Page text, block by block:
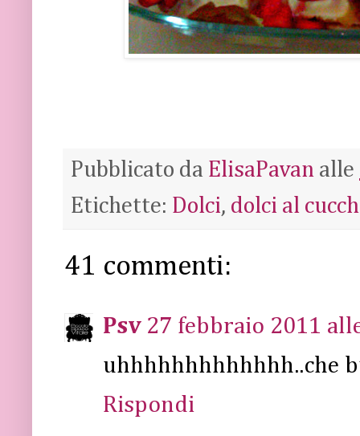
Pubblicato da ElisaPavan alle
Etichette: Dolci, dolci al
41 commenti:
Psv 27 febbraio 2011
uhhhhhhhhhhhhh..che
Rispondi